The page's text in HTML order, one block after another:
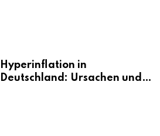
Hyperinflation in
Deutschland: Ursachen und